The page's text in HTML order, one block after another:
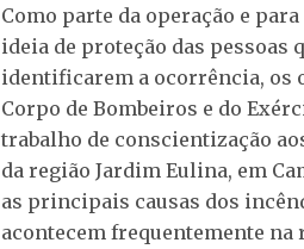
Como parte da operação e
ideia de proteção das pessoas
identificarem a ocorrência, os
Corpo de Bombeiros e do
trabalho de conscientização
da região Jardim Eulina, em
as principais causas dos
acontecem frequentemente na